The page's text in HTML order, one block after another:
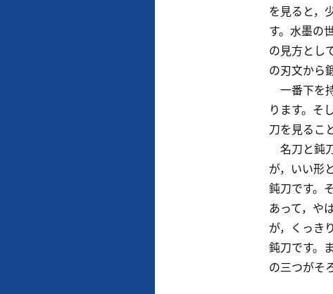
を見ると，
す。水墨の
の見方とし
の刃文から
一番下を
ります。そ
刀を見るこ
名刀と鈍
が，いい形
鈍刀です。
あって，や
が，くっき
鈍刀です。
の三つがそ